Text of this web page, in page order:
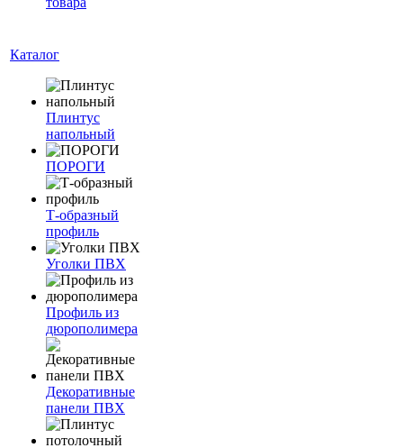
Каталог
Плинтус
напольный
ПОРОГИ
Т-образный
профиль
Уголки ПВХ
Профиль из
дюрополимера
Декоративные
панели ПВХ